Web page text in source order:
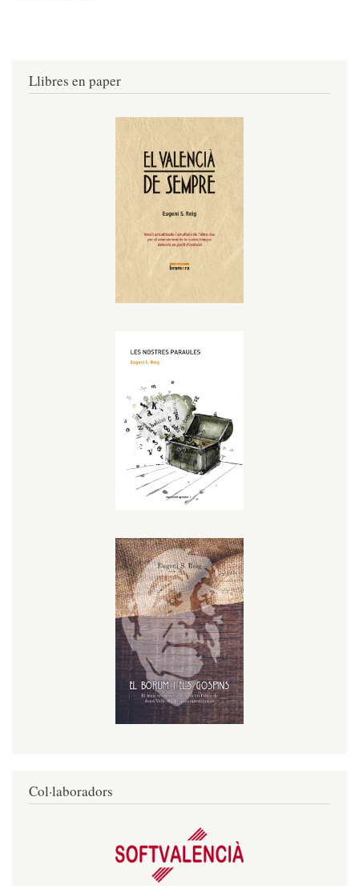
Llibres en paper
Col·laboradors